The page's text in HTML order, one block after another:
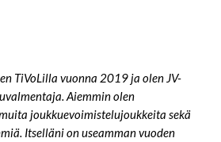
TiVoLilla vuonna 2019 ja olen JV-
Aiemmin olen
joukkuevoimistelujoukkeita sekä
Itselläni on useamman vuoden